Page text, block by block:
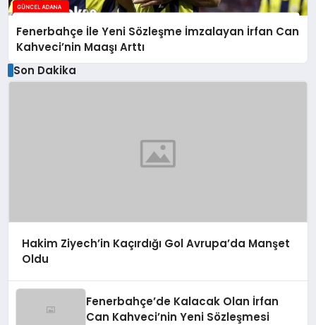
Fenerbahçe İle Yeni Sözleşme İmzalayan İrfan Can
Kahveci’nin Maaşı Arttı
Son Dakika
Hakim Ziyech’in Kaçırdığı Gol Avrupa’da Manşet
Oldu
Fenerbahçe’de Kalacak Olan İrfan
Can Kahveci’nin Yeni Sözleşmesi